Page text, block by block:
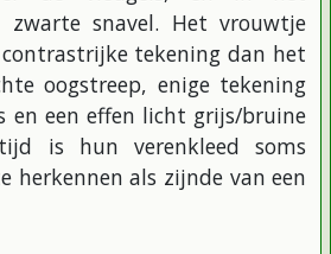
zwarte snavel. Het vrouwtje
tekening dan het
oogstreep, enige tekening
en een effen licht grijs/bruine
is hun verenkleed soms
herkennen als zijnde van een